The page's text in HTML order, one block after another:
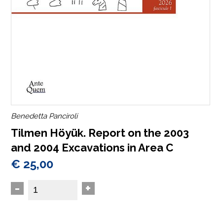
Benedetta Panciroli
Tilmen Höyük. Report on the 2003
and 2004 Excavations in Area C
€ 25,00
- +